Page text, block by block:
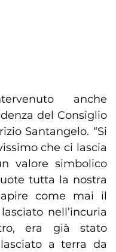
anche
del Consiglio
Santangelo. “Si
che ci lascia
valore simbolico
tutta la nostra
come mai il
nell’incuria
era già stato
a terra da